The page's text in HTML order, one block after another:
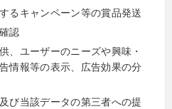
るキャンペーン等の賞品発送
認
、ユーザーのニーズや興味・
情報等の表示、広告効果の分
び当該データの第三者への提